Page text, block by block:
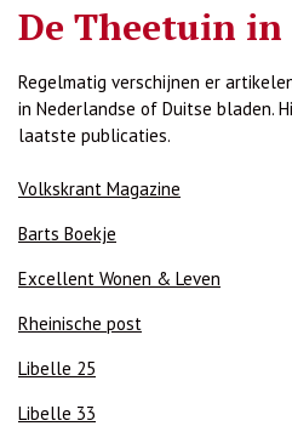
De Theetuin in
Regelmatig verschijnen er
in Nederlandse of Duitse bladen.
laatste publicaties.
Volkskrant Magazine
Barts Boekje
Excellent Wonen & Leven
Rheinische post
Libelle 25
Libelle 33